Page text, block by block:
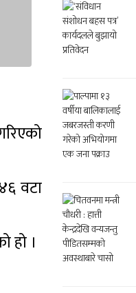
वटा
हो ।